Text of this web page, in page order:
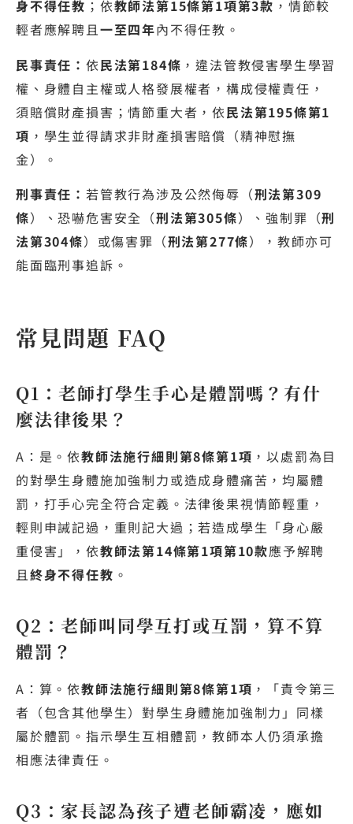
身不得任教 ；依教師法第15條第1項第3款 ，情節較
輕者應解聘且一至四年內不得任教。
民事責任： 依民法第184條 ，違法管教侵害學生學習
權、身體自主權或人格發展權者，構成侵權責任，
須賠償財產損害；情節重大者，依民法第195條第1
項 ，學生並得請求非財產損害賠償（精神慰撫
金）。
刑事責任： 若管教行為涉及公然侮辱（刑法第309
條）、恐嚇危害安全（刑法第305條）、強制罪（刑
法第304條）或傷害罪（刑法第277條），教師亦可
能面臨刑事追訴。
常見問題 FAQ
Q1：老師打學生手心是體罰嗎？有什
麼法律後果？
A：是。依教師法施行細則第8條第1項 ，以處罰為目
的對學生身體施加強制力或造成身體痛苦，均屬體
罰，打手心完全符合定義。法律後果視情節輕重，
輕則申誡記過，重則記大過；若造成學生「身心嚴
重侵害」，依教師法第14條第1項第10款應予解聘
且終身不得任教 。
Q2：老師叫同學互打或互罰，算不算
體罰？
A：算。依教師法施行細則第8條第1項 ，「責令第三
者（包含其他學生）對學生身體施加強制力」同樣
屬於體罰。指示學生互相體罰，教師本人仍須承擔
相應法律責任。
Q3：家長認為孩子遭老師霸凌，應如